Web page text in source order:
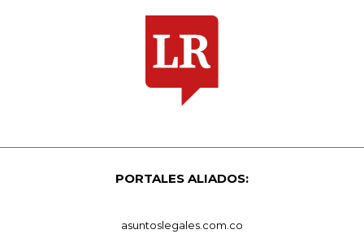
PORTALES ALIADOS:
asuntoslegales.com.co